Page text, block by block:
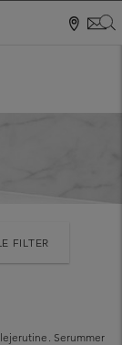
FILTER
Serummer